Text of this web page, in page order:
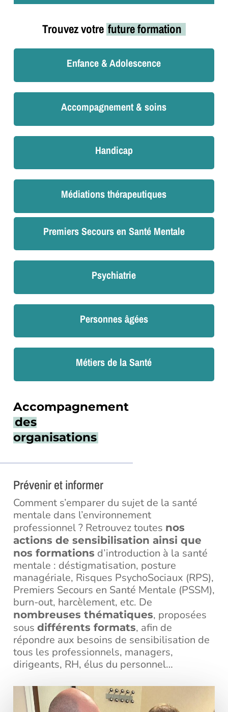
Trouvez votre future formation
Enfance & Adolescence
Accompagnement & soins
Handicap
Médiations thérapeutiques
Premiers Secours en Santé Mentale
Psychiatrie
Personnes âgées
Métiers de la Santé
Accompagnement
des
organisations
Prévenir et informer
Comment s’emparer du sujet de la santé
mentale dans l’environnement
professionnel ? Retrouvez toutes nos
actions de sensibilisation ainsi que
nos formations d’introduction à la santé
mentale : déstigmatisation, posture
managériale, Risques PsychoSociaux (RPS),
Premiers Secours en Santé Mentale (PSSM),
burn-out, harcèlement, etc. De
nombreuses thématiques, proposées
sous différents formats, afin de
répondre aux besoins de sensibilisation de
tous les professionnels, managers,
dirigeants, RH, élus du personnel…